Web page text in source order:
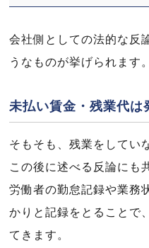
会社側としての法的な反
うなものが挙げられます。
未払い賃金・残業代は
そもそも、残業をしてい
この後に述べる反論にも
労働者の勤怠記録や業務
かりと記録をとることで
てきます。